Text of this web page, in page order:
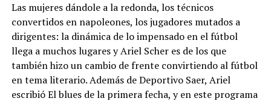
Las mujeres dándole a la redonda, los técnicos
convertidos en napoleones, los jugadores mutados a
dirigentes: la dinámica de lo impensado en el fútbol
llega a muchos lugares y Ariel Scher es de los que
también hizo un cambio de frente convirtiendo al fútbol
en tema literario. Además de Deportivo Saer, Ariel
escribió El blues de la primera fecha, y en este programa